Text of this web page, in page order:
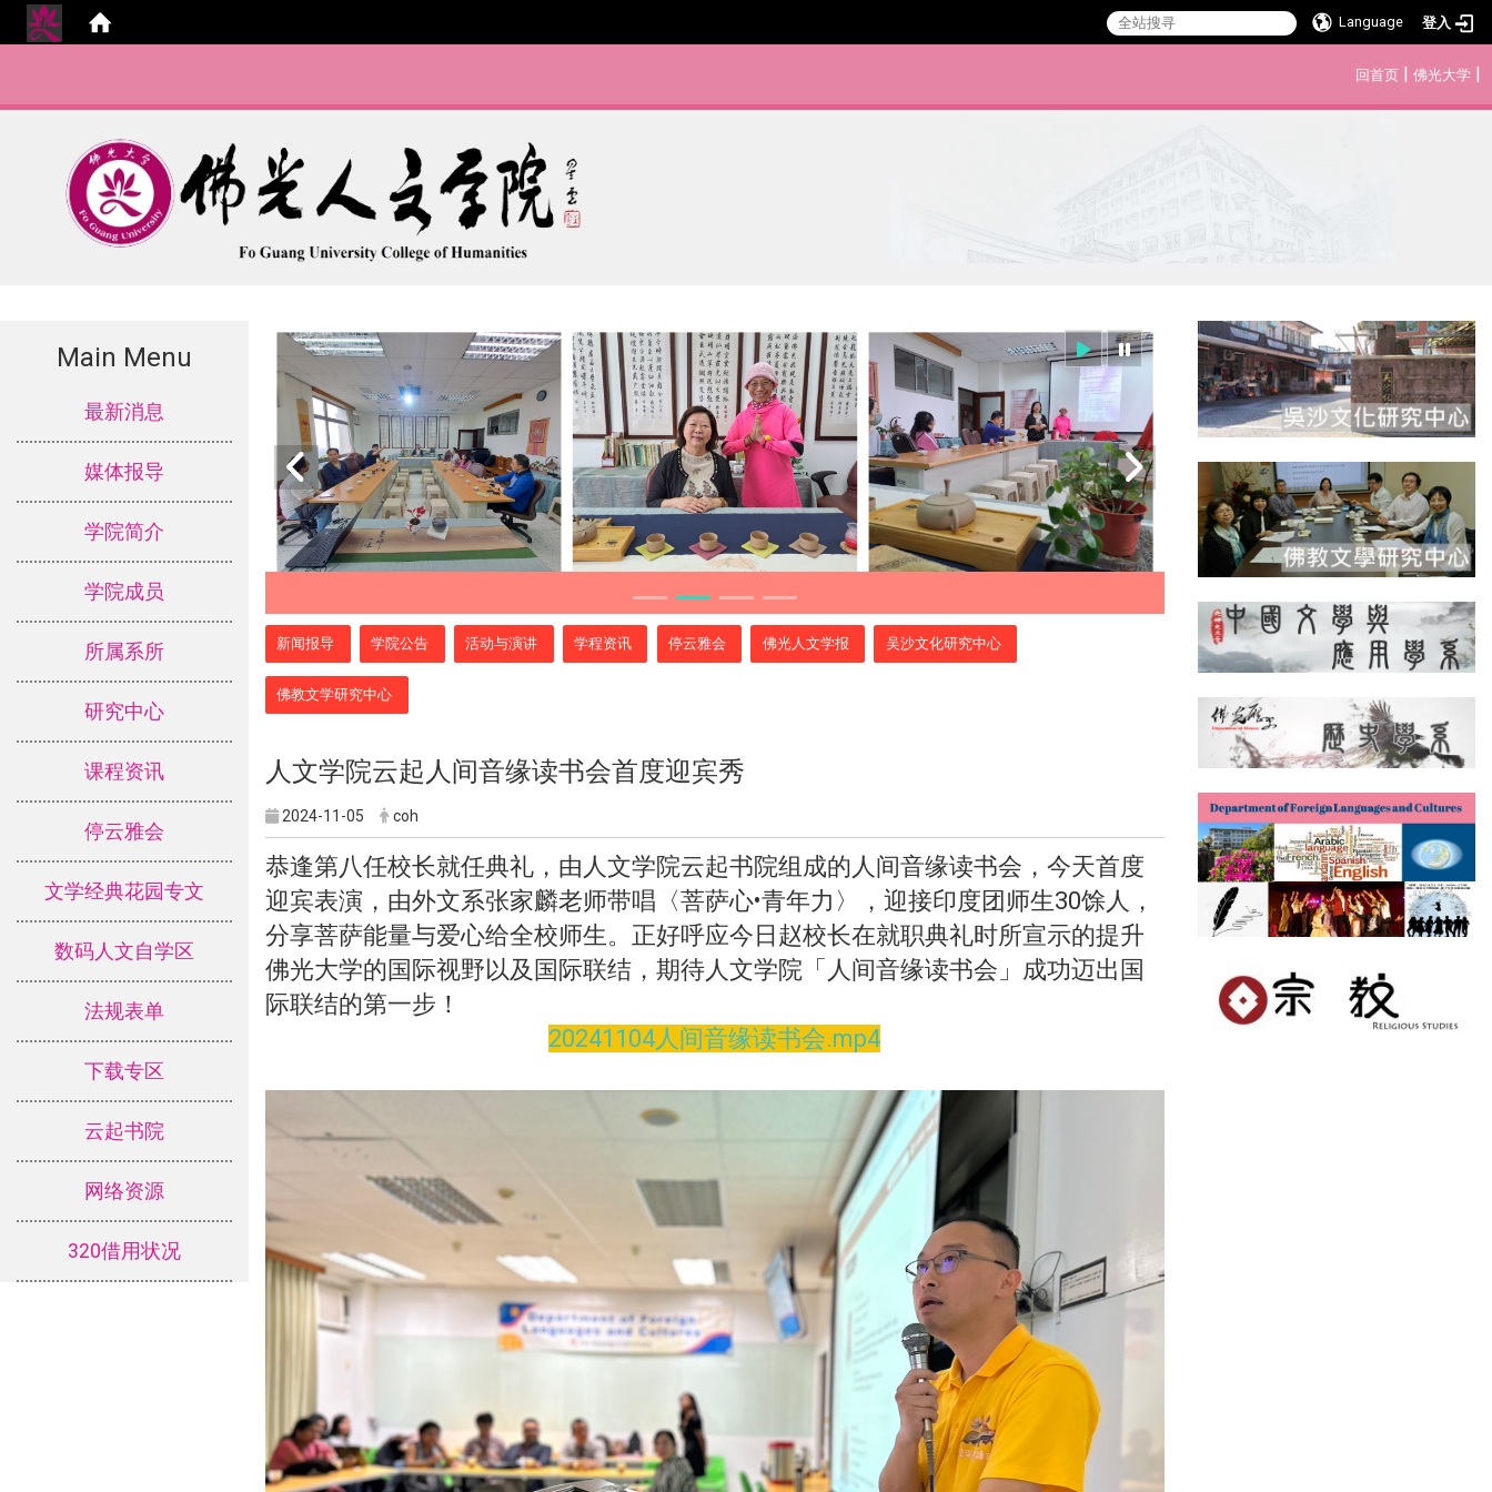
Language 登入
回首页 | 佛光大学 |
Main Menu
最新消息
媒体报导
学院简介
学院成员
所属系所
研究中心
课程资讯
停云雅会
文学经典花园专文
数码人文自学区
法规表单
下载专区
云起书院
网络资源
320借用状况
新闻报导 学院公告 活动与演讲 学程资讯 停云雅会 佛光人文学报 吴沙文化研究中心
佛教文学研究中心
人文学院云起人间音缘读书会首度迎宾秀
2024-11-05 coh
恭逢第八任校长就任典礼，由人文学院云起书院组成的人间音缘读书会，今天首度
迎宾表演，由外文系张家麟老师带唱〈菩萨心•青年力〉，迎接印度团师生30馀人，
分享菩萨能量与爱心给全校师生。正好呼应今日赵校长在就职典礼时所宣示的提升
佛光大学的国际视野以及国际联结，期待人文学院「人间音缘读书会」成功迈出国
际联结的第一步！
20241104人间音缘读书会.mp4